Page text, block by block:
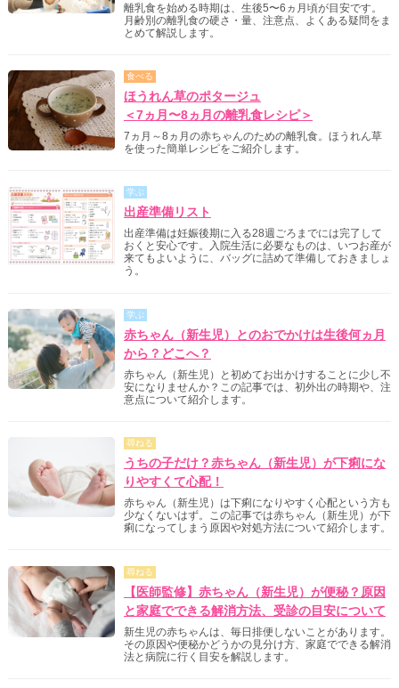
離乳食を始める時期は、生後5〜6ヵ月頃が目安です。
月齢別の離乳食の硬さ・量、注意点、よくある疑問をま
とめて解説します。
食べる
ほうれん草のポタージュ
＜7ヵ月〜8ヵ月の離乳食レシピ＞
7ヵ月～8ヵ月の赤ちゃんのための離乳食。ほうれん草
を使った簡単レシピをご紹介します。
学ぶ
出産準備リスト
出産準備は妊娠後期に入る28週ごろまでには完了して
おくと安心です。入院生活に必要なものは、いつお産が
来てもよいように、バッグに詰めて準備しておきましょ
う。
学ぶ
赤ちゃん（新生児）とのおでかけは生後何ヵ月
から？どこへ？
赤ちゃん（新生児）と初めてお出かけすることに少し不
安になりませんか？この記事では、初外出の時期や、注
意点について紹介します。
尋ねる
うちの子だけ？赤ちゃん（新生児）が下痢にな
りやすくて心配！
赤ちゃん（新生児）は下痢になりやすく心配という方も
少なくないはず。この記事では赤ちゃん（新生児）が下
痢になってしまう原因や対処方法について紹介します。
尋ねる
【医師監修】赤ちゃん（新生児）が便秘？原因
と家庭でできる解消方法、受診の目安について
新生児の赤ちゃんは、毎日排便しないことがあります。
その原因や便秘かどうかの見分け方、家庭でできる解消
法と病院に行く目安を解説します。